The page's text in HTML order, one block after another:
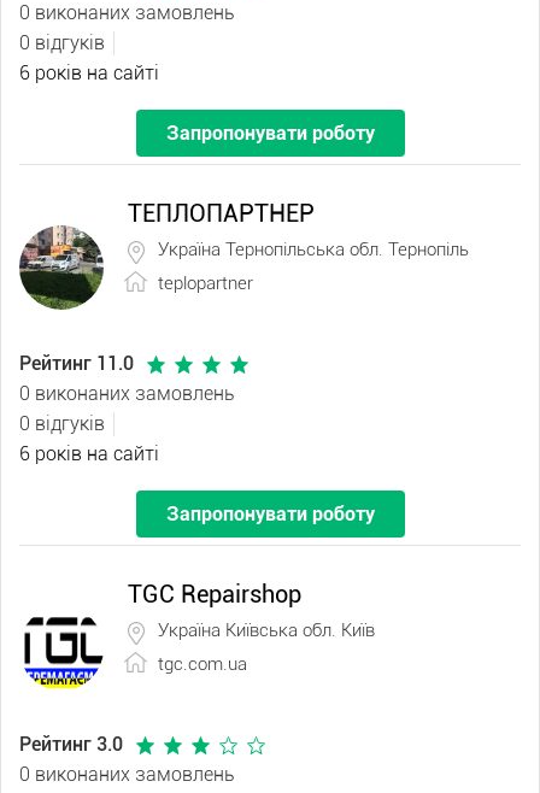
0 виконаних замовлень
0 відгуків
6 років на сайті
Запропонувати роботу
ТЕПЛОПАРТНЕР
Україна Тернопільська обл. Тернопіль
teplopartner
Рейтинг 11.0
0 виконаних замовлень
0 відгуків
6 років на сайті
Запропонувати роботу
TGC Repairshop
Україна Київська обл. Київ
tgc.com.ua
Рейтинг 3.0
0 виконаних замовлень